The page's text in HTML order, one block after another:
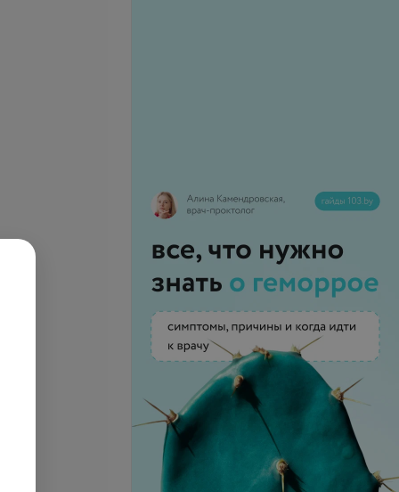
брюшной
Все цены